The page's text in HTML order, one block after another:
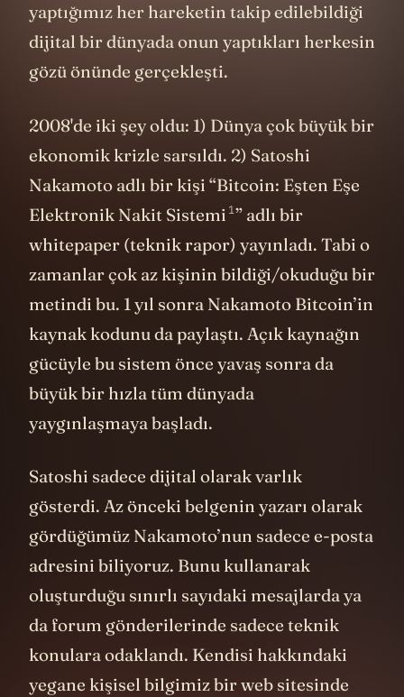
yaptığımız her hareketin takip edilebildiği
dijital bir dünyada onun yaptıkları herkesin
gözü önünde gerçekleşti.
2008'de iki şey oldu: 1) Dünya çok büyük bir
ekonomik krizle sarsıldı. 2) Satoshi
Nakamoto adlı bir kişi “Bitcoin: Eşten Eşe
Elektronik Nakit Sistemi 1” adlı bir
whitepaper (teknik rapor) yayınladı. Tabi o
zamanlar çok az kişinin bildiği/okuduğu bir
metindi bu. 1 yıl sonra Nakamoto Bitcoin’in
kaynak kodunu da paylaştı. Açık kaynağın
gücüyle bu sistem önce yavaş sonra da
büyük bir hızla tüm dünyada
yaygınlaşmaya başladı.
Satoshi sadece dijital olarak varlık
gösterdi. Az önceki belgenin yazarı olarak
gördüğümüz Nakamoto’nun sadece e-posta
adresini biliyoruz. Bunu kullanarak
oluşturduğu sınırlı sayıdaki mesajlarda ya
da forum gönderilerinde sadece teknik
konulara odaklandı. Kendisi hakkındaki
yegane kişisel bilgimiz bir web sitesinde